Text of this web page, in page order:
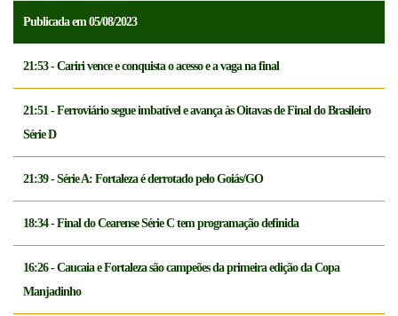
Publicada em 05/08/2023
21:53 - Cariri vence e conquista o acesso e a vaga na final
21:51 - Ferroviário segue imbatível e avança às Oitavas de Final do Brasileiro
Série D
21:39 - Série A: Fortaleza é derrotado pelo Goiás/GO
18:34 - Final do Cearense Série C tem programação definida
16:26 - Caucaia e Fortaleza são campeões da primeira edição da Copa
Manjadinho